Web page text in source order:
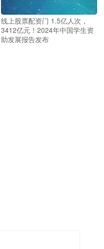
线上股票配资门 1.5亿人次，
3412亿元！2024年中国学生资
助发展报告发布